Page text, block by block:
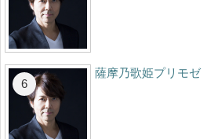
薩摩乃歌姫プリモゼ